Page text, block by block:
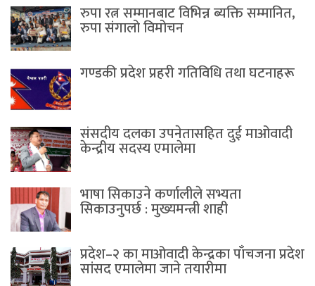
रुपा रत्न सम्मानबाट विभिन्न ब्यक्ति सम्मानित,
रुपा संगालो विमोचन
गण्डकी प्रदेश प्रहरी गतिविधि तथा घटनाहरू
संसदीय दलका उपनेतासहित दुई माओवादी
केन्द्रीय सदस्य एमालेमा
भाषा सिकाउने कर्णालीले सभ्यता
सिकाउनुपर्छ : मुख्यमन्त्री शाही
प्रदेश–२ का माओवादी केन्द्रका पाँचजना प्रदेश
सांसद एमालेमा जाने तयारीमा